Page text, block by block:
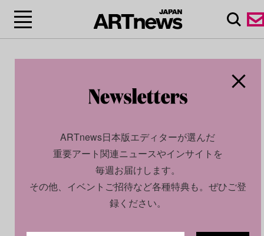
ARTnews日本版エディターが選んだ
重要アート関連ニュースやインサイトを
毎週お届けします。
その他、イベントご招待など各種特典も。ぜひご登
録ください。